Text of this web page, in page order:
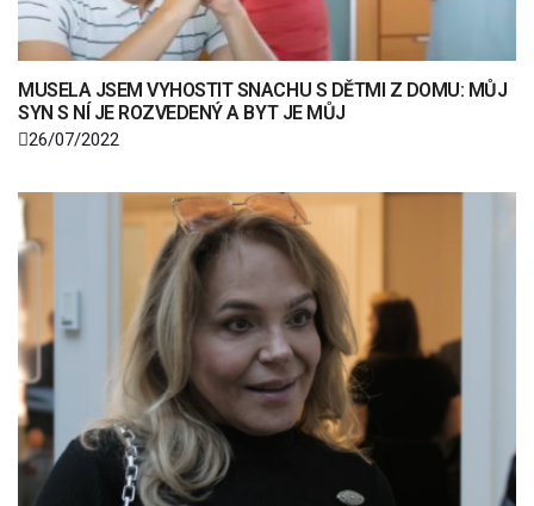
MUSELA JSEM VYHOSTIT SNACHU S DĚTMI Z DOMU: MŮJ
SYN S NÍ JE ROZVEDENÝ A BYT JE MŮJ
26/07/2022